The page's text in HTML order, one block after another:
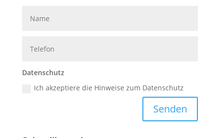
Datenschutz
Ich akzeptiere die Hinweise zum Datenschutz
Senden